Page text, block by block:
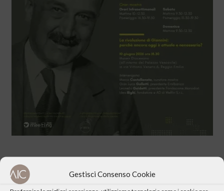
Gestisci Consenso Cookie